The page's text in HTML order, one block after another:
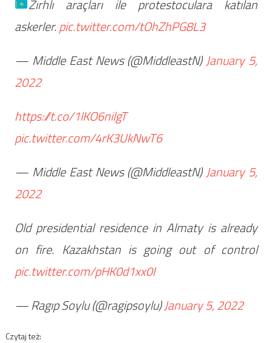
Zırhlı araçları ile protestoculara katılan
askerler.pic.twitter.com/tOhZhPG8L3
— Middle East News (@MiddleastN)January 5,
2022
https://t.co/1lKO6nilgT
pic.twitter.com/4rK3UkNwT6
— Middle East News (@MiddleastN)January 5,
2022
Old presidential residence in Almaty is already
on fire. Kazakhstan is going out of control
pic.twitter.com/pHK0d1xx0I
— Ragıp Soylu (@ragipsoylu)January 5, 2022
Czytaj też: